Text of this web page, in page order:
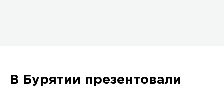
В Бурятии презентовали